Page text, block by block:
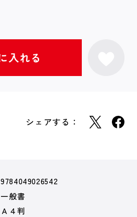
シェアする：
9784049026542
一般書
Ａ４判